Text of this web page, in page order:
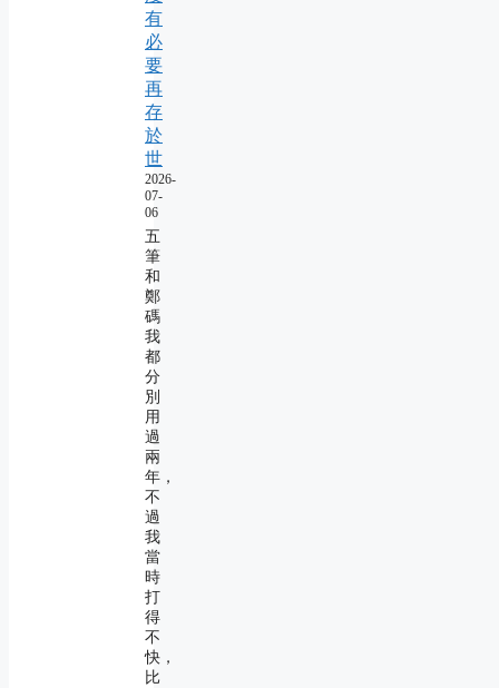
有
必
要
再
存
於
世
2026-
07-
06
五
筆
和
鄭
碼
我
都
分
別
用
過
兩
年，
不
過
我
當
時
打
得
不
快，
比